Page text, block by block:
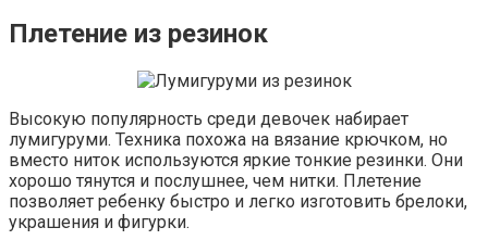
Плетение из резинок
Высокую популярность среди девочек набирает
лумигуруми. Техника похожа на вязание крючком, но
вместо ниток используются яркие тонкие резинки. Они
хорошо тянутся и послушнее, чем нитки. Плетение
позволяет ребенку быстро и легко изготовить брелоки,
украшения и фигурки.